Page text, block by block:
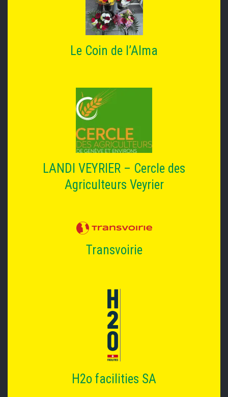
Le Coin de l’Alma
LANDI VEYRIER – Cercle des
Agriculteurs Veyrier
Transvoirie
H2o facilities SA